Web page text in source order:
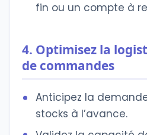
fin ou un compte à
4. Optimisez la
de commandes
Anticipez la
stocks à l’avance.